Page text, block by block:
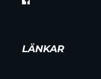
LÄNKAR